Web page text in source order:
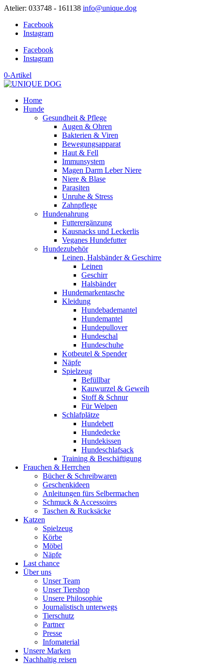
Atelier: 033748 - 161138 info@unique.dog
Facebook
Instagram
Facebook
Instagram
0-Artikel
Home
Hunde
Gesundheit & Pflege
Augen & Ohren
Bakterien & Viren
Bewegungsapparat
Haut & Fell
Immunsystem
Magen Darm Leber Niere
Niere & Blase
Parasiten
Unruhe & Stress
Zahnpflege
Hundenahrung
Futterergänzung
Kausnacks und Leckerlis
Veganes Hundefutter
Hundezubehör
Leinen, Halsbänder & Geschirre
Leinen
Geschirr
Halsbänder
Hundemarkentasche
Kleidung
Hundebademantel
Hundemantel
Hundepullover
Hundeschal
Hundeschuhe
Kotbeutel & Spender
Näpfe
Spielzeug
Befüllbar
Kauwurzel & Geweih
Stoff & Schnur
Für Welpen
Schlafplätze
Hundebett
Hundedecke
Hundekissen
Hundeschlafsack
Training & Beschäftigung
Frauchen & Herrchen
Bücher & Schreibwaren
Geschenkideen
Anleitungen fürs Selbermachen
Schmuck & Accessoires
Taschen & Rucksäcke
Katzen
Spielzeug
Körbe
Möbel
Näpfe
Last chance
Über uns
Unser Team
Unser Tiershop
Unsere Philosophie
Journalistisch unterwegs
Tierschutz
Partner
Presse
Infomaterial
Unsere Marken
Nachhaltig reisen